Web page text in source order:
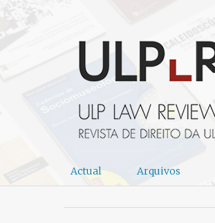
Actual Arquivos